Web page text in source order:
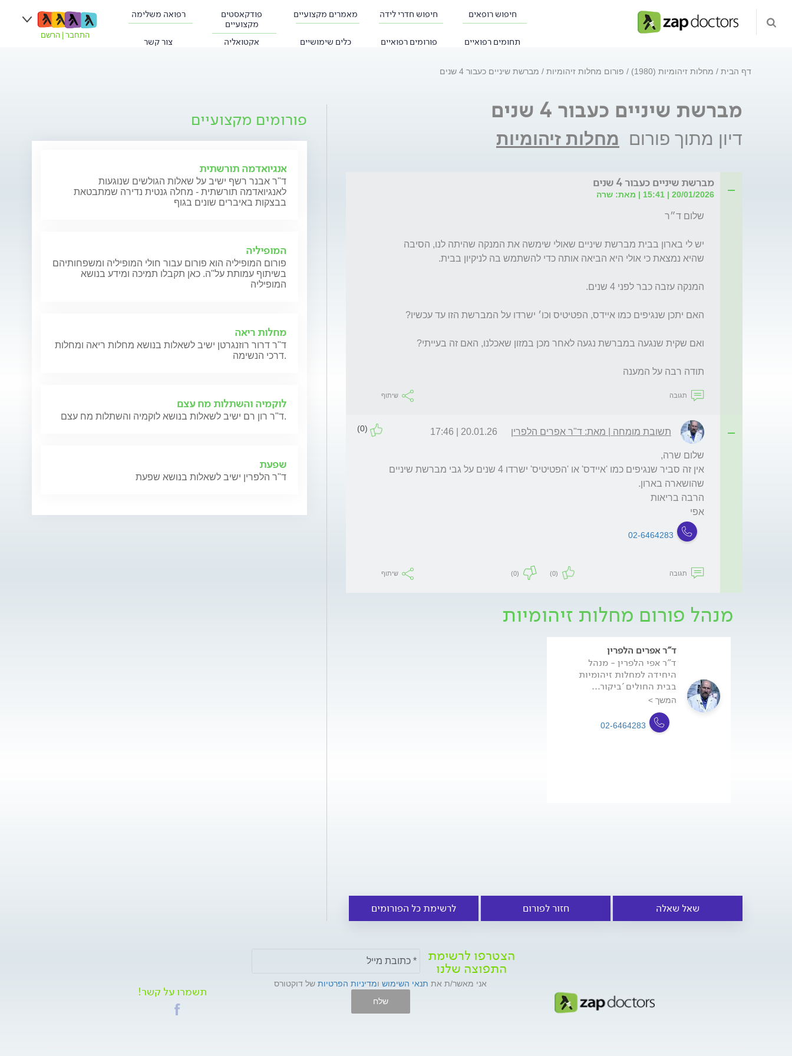
חיפוש רופאים חיפוש חדרי לידה מאמרים מקצועיים
פודקאסטים
מקצועיים
רפואה משלימה
תחומים רפואיים פורומים רפואיים כלים שימושיים אקטואליה צור קשר
התחבר הרשם
דף הבית מחלות זיהומיות (1980) פורום מחלות זיהומיות מברשת שיניים כעבור 4 שנים
מברשת שיניים כעבור 4 שנים
דיון מתוך פורום מחלות זיהומיות
מברשת שיניים כעבור 4 שנים
20/01/2026 | 15:41 | מאת: שרה
תודה רבה על המענה
תגובה שיתוף
תשובת מומחה | מאת: ד"ר אפרים הלפרין 20.01.26 | 17:46
(0)
אפי
02-6464283
תגובה (0)
(0) שיתוף
מנהל פורום מחלות זיהומיות
ד"ר אפרים הלפרין
ד"ר אפי הלפרין - מנהל
היחידה למחלות זיהומיות
בבית החולים 'ביקור...
המשך >
02-6464283
שאל שאלה חזור לפורום לרשימת כל הפורומים
פורומים מקצועיים
אנגיואדמה תורשתית
ד"ר אבנר רשף ישיב על שאלות הגולשים שנוגעות
לאנגיואדמה תורשתית - מחלה גנטית נדירה שמתבטאת
בבצקות באיברים שונים בגוף
המופיליה
פורום המופיליה הוא פורום עבור חולי המופיליה ומשפחותיהם
בשיתוף עמותת על"ה. כאן תקבלו תמיכה ומידע בנושא
המופיליה
מחלות ריאה
ד"ר דרור רוזנגרטן ישיב לשאלות בנושא מחלות ריאה ומחלות
דרכי הנשימה.
לוקמיה והשתלות מח עצם
ד"ר רון רם ישיב לשאלות בנושא לוקמיה והשתלות מח עצם.
שפעת
ד"ר הלפרין ישיב לשאלות בנושא שפעת
הצטרפו לרשימת
התפוצה שלנו
אני מאשר/ת את תנאי השימוש ומדיניות הפרטיות של דוקטורס
שלח
תשמרו על קשר!